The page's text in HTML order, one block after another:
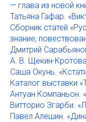
— глава из новой
Татьяна Гафар.
Сборник статей
знание,
Дмитрий
А. В. Щекин-
Саша Окунь.
Каталог выставки
Антуан Компаньон.
Витторио Згарби.
Павел Алешин.